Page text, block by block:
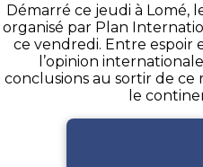
Démarré ce jeudi à Lomé,
organisé par Plan
ce vendredi. Entre espoir
l’opinion
conclusions au sortir de
le